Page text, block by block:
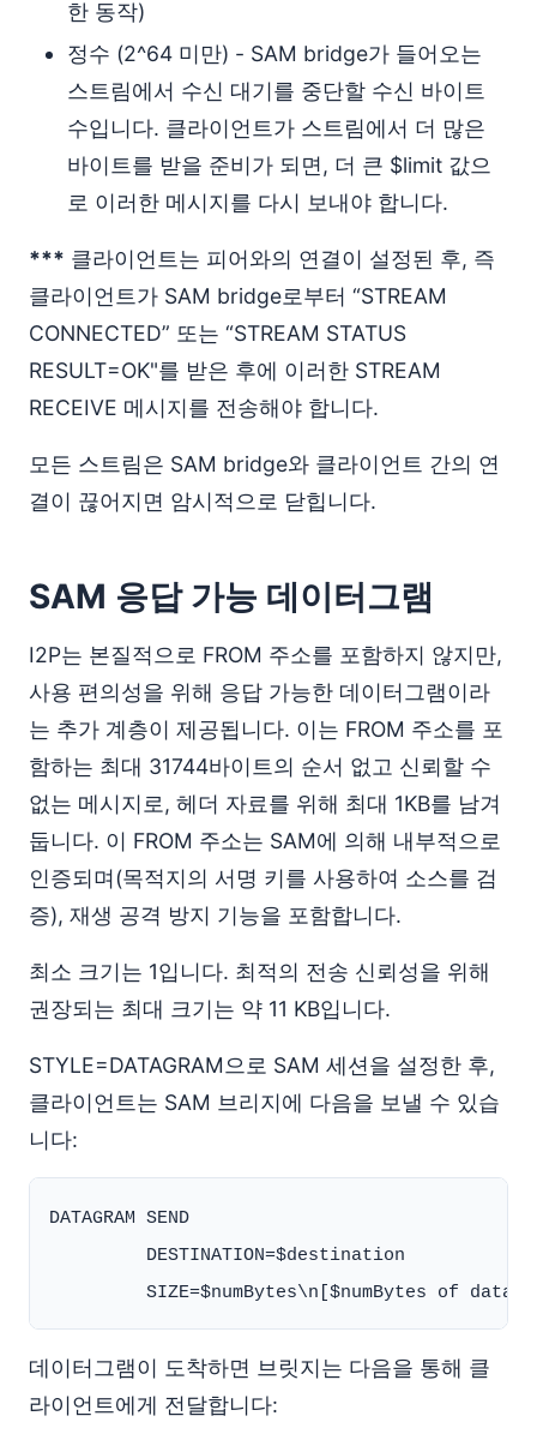
한 동작)
정수 (2^64 미만) - SAM bridge가 들어오는
스트림에서 수신 대기를 중단할 수신 바이트
수입니다. 클라이언트가 스트림에서 더 많은
바이트를 받을 준비가 되면, 더 큰 $limit 값으
로 이러한 메시지를 다시 보내야 합니다.
*** 클라이언트는 피어와의 연결이 설정된 후, 즉
클라이언트가 SAM bridge로부터 “STREAM
CONNECTED” 또는 “STREAM STATUS
RESULT=OK"를 받은 후에 이러한 STREAM
RECEIVE 메시지를 전송해야 합니다.
모든 스트림은 SAM bridge와 클라이언트 간의 연
결이 끊어지면 암시적으로 닫힙니다.
SAM 응답 가능 데이터그램
I2P는 본질적으로 FROM 주소를 포함하지 않지만,
사용 편의성을 위해 응답 가능한 데이터그램이라
는 추가 계층이 제공됩니다. 이는 FROM 주소를 포
함하는 최대 31744바이트의 순서 없고 신뢰할 수
없는 메시지로, 헤더 자료를 위해 최대 1KB를 남겨
둡니다. 이 FROM 주소는 SAM에 의해 내부적으로
인증되며(목적지의 서명 키를 사용하여 소스를 검
증), 재생 공격 방지 기능을 포함합니다.
최소 크기는 1입니다. 최적의 전송 신뢰성을 위해
권장되는 최대 크기는 약 11 KB입니다.
STYLE=DATAGRAM으로 SAM 세션을 설정한 후,
클라이언트는 SAM 브리지에 다음을 보낼 수 있습
니다:
DATAGRAM SEND
         DESTINATION=$destination
데이터그램이 도착하면 브릿지는 다음을 통해 클
라이언트에게 전달합니다: